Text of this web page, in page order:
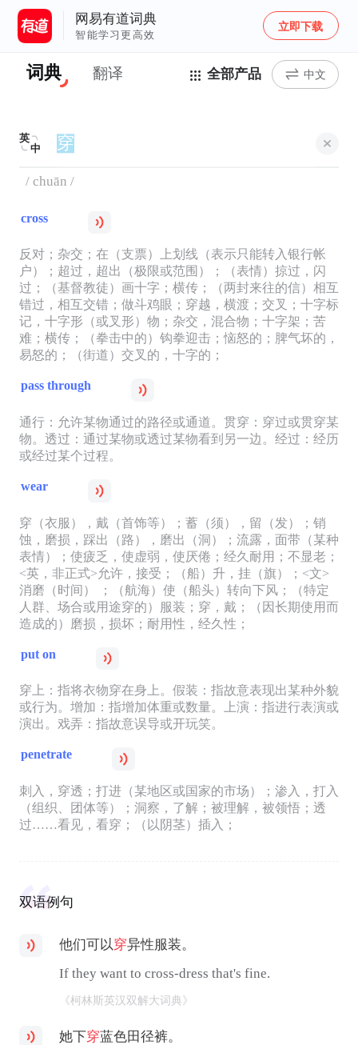
网易有道词典
智能学习更高效
立即下载
词典 翻译 全部产品 中文
英
中
/ chuān /
cross
反对；杂交；在（支票）上划线（表示只能转入银行帐
户）；超过，超出（极限或范围）；（表情）掠过，闪
过；（基督教徒）画十字；横传；（两封来往的信）相互
错过，相互交错；做斗鸡眼；穿越，横渡；交叉；十字标
记，十字形（或叉形）物；杂交，混合物；十字架；苦
难；横传；（拳击中的）钩拳迎击；恼怒的；脾气坏的，
易怒的；（街道）交叉的，十字的；
pass through
通行：允许某物通过的路径或通道。贯穿：穿过或贯穿某
物。透过：通过某物或透过某物看到另一边。经过：经历
或经过某个过程。
wear
穿（衣服），戴（首饰等）；蓄（须），留（发）；销
蚀，磨损，踩出（路），磨出（洞）；流露，面带（某种
表情）；使疲乏，使虚弱，使厌倦；经久耐用；不显老；
<英，非正式>允许，接受；（船）升，挂（旗）；<文>
消磨（时间） ；（航海）使（船头）转向下风；（特定
人群、场合或用途穿的）服装；穿，戴；（因长期使用而
造成的）磨损，损坏；耐用性，经久性；
put on
穿上：指将衣物穿在身上。假装：指故意表现出某种外貌
或行为。增加：指增加体重或数量。上演：指进行表演或
演出。戏弄：指故意误导或开玩笑。
penetrate
刺入，穿透；打进（某地区或国家的市场）；渗入，打入
（组织、团体等）；洞察，了解；被理解，被领悟；透
过……看见，看穿；（以阴茎）插入；
双语例句
他们可以穿异性服装。
If they want to cross-dress that's fine.
《柯林斯英汉双解大词典》
她下穿蓝色田径裤。